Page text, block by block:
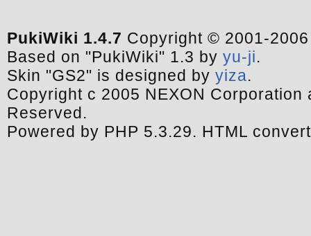
PukiWiki 1.4.7 Copyright © 2001-
Based on "PukiWiki" 1.3 by yu-ji.
Skin "GS2" is designed by yiza.
Copyright c 2005 NEXON
Reserved.
Powered by PHP 5.3.29. HTML